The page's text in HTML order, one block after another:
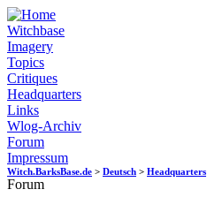
Witchbase
Imagery
Topics
Critiques
Headquarters
Links
Wlog-Archiv
Forum
Impressum
Witch.BarksBase.de > Deutsch > Headquarters
Forum